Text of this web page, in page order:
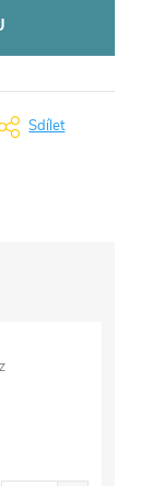
Sdílet